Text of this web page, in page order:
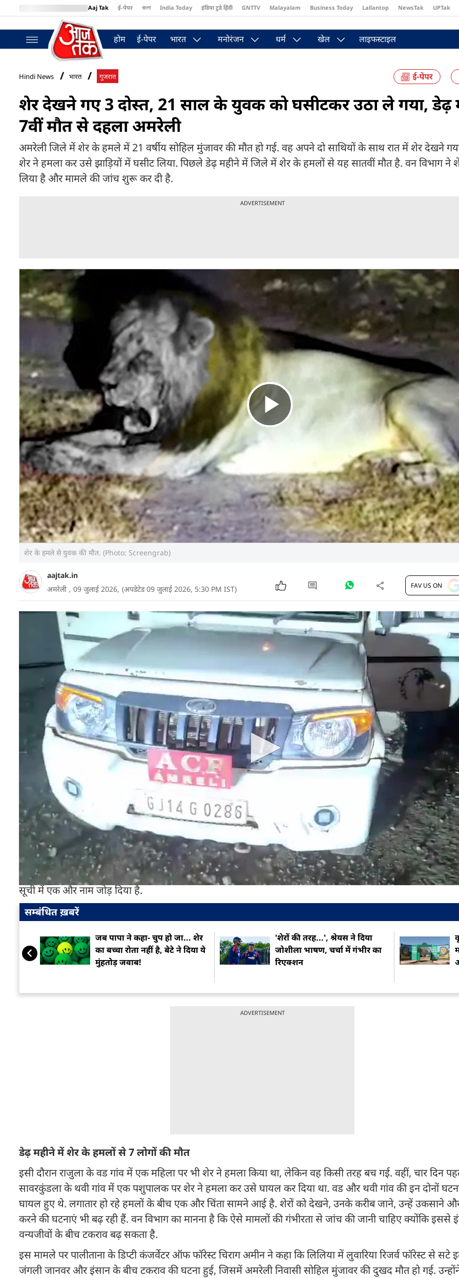
Aaj Tak ई-पेपर বাংলা India Today इंडिया टुडे हिंदी GNTTV Malayalam Business Today Lallantop NewsTak UPTak
BT Bazaar
होम ई-पेपर भारत मनोरंजन धर्म खेल लाइफस्टाइल
Hindi News भारत गुजरात
शेर देखने गए 3 दोस्त, 21 साल के युवक को घसीटकर उठा ले गया, डेढ़
7वीं मौत से दहला अमरेली
अमरेली जिले में शेर के हमले में 21 वर्षीय सोहिल मुंजावर की मौत हो गई. वह अपने दो साथियों के साथ रात में शेर देखने
शेर ने हमला कर उसे झाड़ियों में घसीट लिया. पिछले डेढ़ महीने में जिले में शेर के हमलों से यह सातवीं मौत है. वन विभाग ने
लिया है और मामले की जांच शुरू कर दी है.
ADVERTISEMENT
शेर के हमले से युवक की मौत. (Photo: Screengrab)
aajtak.in
अमरेली , 09 जुलाई 2026, (अपडेटेड 09 जुलाई 2026, 5:30 PM IST) FAV US ON
गुजरात के अमरेली जिले में शेर देखने का जुनून एक 21 साल के युवक की जान ले गया. जिले के लिलिया इलाके में अंताल्या
से सटे क्षेत्र में शेर के हमले में सोहिल मुंजावर की मौत हो गई. पिछले डेढ़ महीने में अमरेली जिले में शेर के हमलों से यह
है. लगातार बढ़ रही ऐसी घटनाओं ने वन विभाग और स्थानीय लोगों की चिंता बढ़ा दी है. जानकारी के मुताबिक, सोहिल
अन्य साथियों के साथ रात में लिलिया के अंताल्या के पास जंगल के इलाके में शेर देखने गया था. तीनों युवक शेर को देख रहे थे,
एक शेर ने अचानक हमला कर दिया. शेर ने 21 वर्षीय सोहिल मुंजावर को दबोच लिया और उसे झाड़ियों की तरफ घसीट ले
सोहिल की मौके पर ही मौत हो गई.
और पढ़ें
घटना की जानकारी मिलते ही वन विभाग में अफरा-तफरी मच गई. सूचना मिलने के बाद वन विभाग के कर्मचारी और अधिकारी
पर पहुंचे. काफी प्रयास के बाद उन्होंने शेर से सोहिल के शव को छुड़ाया. इसके बाद शव को पोस्टमार्टम के लिए लिलिया
गया. यह घटना ऐसे समय में हुई है जबअमरेलीजिले में पिछले डेढ़ महीने के दौरान शेरों के हमलों की कई घटनाएं सामने आ
अवधि में अब तक सात लोगों की जान जा चुकी है, जबकि दो अन्य लोग घायल हुए हैं. लगातार बढ़ते हमलों ने इलाके में
बना दिया है.
इससे पहले बगसरा के घंटियाल गांव में शेर ने सात साल के एक बच्चे पर हमला कर उसकी जान ले ली थी. सावरकुंडला के
में एक बुजुर्ग किसान शेर के हमले का शिकार बना था. राजुला के कोवाया गांव में उत्तराखंड के एक प्रवासी युवक की भी शेर
हो गई थी. खंभा के चतुरी गांव में छह साल के एक बच्चे को भी शेर ने मार डाला था. अब लिलिया के पास सोहिल मुंजावर की
सूची में एक और नाम जोड़ दिया है.
सम्बंधित ख़बरें
जब पापा ने कहा- चुप हो जा... शेर
का बच्चा रोता नहीं है, बेटे ने दिया ये
मुंहतोड़ जवाब!
'शेरों की तरह...', श्रेयस ने द‍िया
जोशीला भाषण, चर्चा में गंभीर का
र‍िएक्शन
ADVERTISEMENT
डेढ़ महीने में शेर के हमलों से 7 लोगों की मौत
इसी दौरान राजुला के वड गांव में एक महिला पर भी शेर ने हमला किया था, लेकिन वह किसी तरह बच गई. वहीं, चार दिन
सावरकुंडला के थवी गांव में एक पशुपालक पर शेर ने हमला कर उसे घायल कर दिया था. वड और थवी गांव की इन दोनों
घायल हुए थे. लगातार हो रहे हमलों के बीच एक और चिंता सामने आई है. शेरों को देखने, उनके करीब जाने, उन्हें उकसाने
करने की घटनाएं भी बढ़ रही हैं. वन विभाग का मानना है कि ऐसे मामलों की गंभीरता से जांच की जानी चाहिए क्योंकि इससे
वन्यजीवों के बीच टकराव बढ़ सकता है.
इस मामले पर पालीताना के डिप्टी कंजर्वेटर ऑफ फॉरेस्ट चिराग अमीन ने कहा कि लिलिया में लुवारिया रिजर्व फॉरेस्ट से सटे
जंगली जानवर और इंसान के बीच टकराव की घटना हुई, जिसमें अमरेली निवासी सोहिल मुंजावर की दुखद मौत हो गई.